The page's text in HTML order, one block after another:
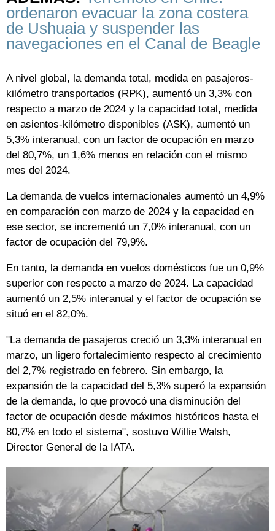
ordenaron evacuar la zona costera
de Ushuaia y suspender las
navegaciones en el Canal de Beagle
A nivel global, la demanda total, medida en pasajeros-
kilómetro transportados (RPK), aumentó un 3,3% con
respecto a marzo de 2024 y la capacidad total, medida
en asientos-kilómetro disponibles (ASK), aumentó un
5,3% interanual, con un factor de ocupación en marzo
del 80,7%, un 1,6% menos en relación con el mismo
mes del 2024.
La demanda de vuelos internacionales aumentó un 4,9%
en comparación con marzo de 2024 y la capacidad en
ese sector, se incrementó un 7,0% interanual, con un
factor de ocupación del 79,9%.
En tanto, la demanda en vuelos domésticos fue un 0,9%
superior con respecto a marzo de 2024. La capacidad
aumentó un 2,5% interanual y el factor de ocupación se
situó en el 82,0%.
"La demanda de pasajeros creció un 3,3% interanual en
marzo, un ligero fortalecimiento respecto al crecimiento
del 2,7% registrado en febrero. Sin embargo, la
expansión de la capacidad del 5,3% superó la expansión
de la demanda, lo que provocó una disminución del
factor de ocupación desde máximos históricos hasta el
80,7% en todo el sistema", sostuvo Willie Walsh,
Director General de la IATA.